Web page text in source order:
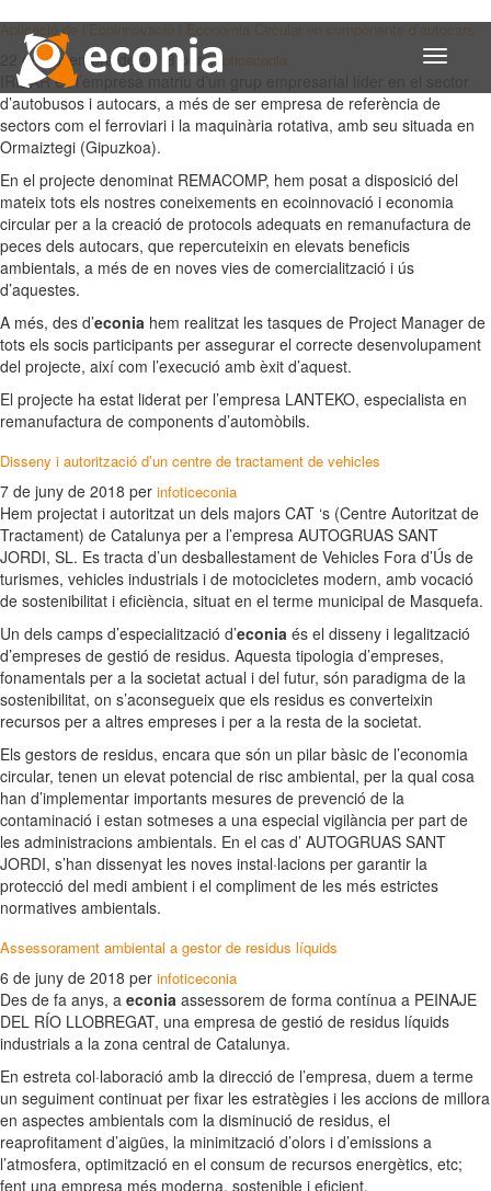
Toggle
Aplicació de l’Ecoinnovació i Economia Circular en components d’autocars
22 de novembre de 2018perinfoticeconia
IRIZAR és l’empresa matriu d’un grup empresarial líder en el sector
d’autobusos i autocars, a més de ser empresa de referència de
sectors com el ferroviari i la maquinària rotativa, amb seu situada en
Ormaiztegi (Gipuzkoa).
En el projecte denominat REMACOMP, hem posat a disposició del
mateix tots els nostres coneixements en ecoinnovació i economia
circular per a la creació de protocols adequats en remanufactura de
peces dels autocars, que repercuteixin en elevats beneficis
ambientals, a més de en noves vies de comercialització i ús
d’aquestes.
A més, des d’econia hem realitzat les tasques de Project Manager de
tots els socis participants per assegurar el correcte desenvolupament
del projecte, així com l’execució amb èxit d’aquest.
El projecte ha estat liderat per l’empresa LANTEKO, especialista en
remanufactura de components d’automòbils.
Disseny i autorització d’un centre de tractament de vehicles
7 de juny de 2018 per infoticeconia
Hem projectat i autoritzat un dels majors CAT ‘s (Centre Autoritzat de
Tractament) de Catalunya per a l’empresa AUTOGRUAS SANT
JORDI, SL. Es tracta d’un desballestament de Vehicles Fora d’Ús de
turismes, vehicles industrials i de motocicletes modern, amb vocació
de sostenibilitat i eficiència, situat en el terme municipal de Masquefa.
Un dels camps d’especialització d’econia és el disseny i legalització
d’empreses de gestió de residus. Aquesta tipologia d’empreses,
fonamentals per a la societat actual i del futur, són paradigma de la
sostenibilitat, on s’aconsegueix que els residus es converteixin
recursos per a altres empreses i per a la resta de la societat.
Els gestors de residus, encara que són un pilar bàsic de l’economia
circular, tenen un elevat potencial de risc ambiental, per la qual cosa
han d’implementar importants mesures de prevenció de la
contaminació i estan sotmeses a una especial vigilància per part de
les administracions ambientals. En el cas d’ AUTOGRUAS SANT
JORDI, s’han dissenyat les noves instal·lacions per garantir la
protecció del medi ambient i el compliment de les més estrictes
normatives ambientals.
Assessorament ambiental a gestor de residus líquids
6 de juny de 2018 per infoticeconia
Des de fa anys, a econia assessorem de forma contínua a PEINAJE
DEL RÍO LLOBREGAT, una empresa de gestió de residus líquids
industrials a la zona central de Catalunya.
En estreta col·laboració amb la direcció de l’empresa, duem a terme
un seguiment continuat per fixar les estratègies i les accions de millora
en aspectes ambientals com la disminució de residus, el
reaprofitament d’aigües, la minimització d’olors i d’emissions a
l’atmosfera, optimització en el consum de recursos energètics, etc;
fent una empresa més moderna, sostenible i eficient.